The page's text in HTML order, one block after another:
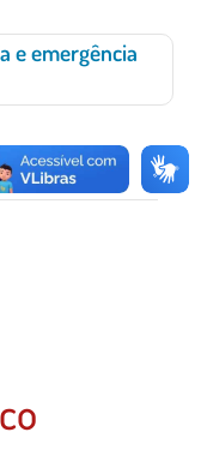
e emergência